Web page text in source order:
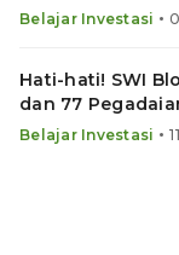
Marak
Belajar Investasi •
Hati-hati! SWI
dan 77
Belajar Investasi •